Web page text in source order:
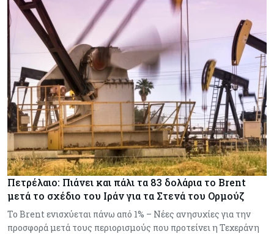
Πετρέλαιο: Πιάνει και πάλι τα 83 δολάρια το Brent
μετά το σχέδιο του Ιράν για τα Στενά του Ορμούζ
Το Brent ενισχύεται πάνω από 1% – Νέες ανησυχίες για την
προσφορά μετά τους περιορισμούς που προτείνει η Τεχεράνη